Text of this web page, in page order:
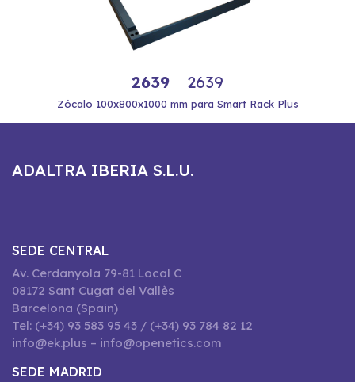
2639 2639
Zócalo 100x800x1000 mm para Smart Rack Plus
ADALTRA IBERIA S.L.U.
SEDE CENTRAL
Av. Cerdanyola 79-81 Local C
08172 Sant Cugat del Vallès
Barcelona (Spain)
Tel: (+34) 93 583 95 43 / (+34) 93 784 82 12
info@ek.plus – info@openetics.com
SEDE MADRID